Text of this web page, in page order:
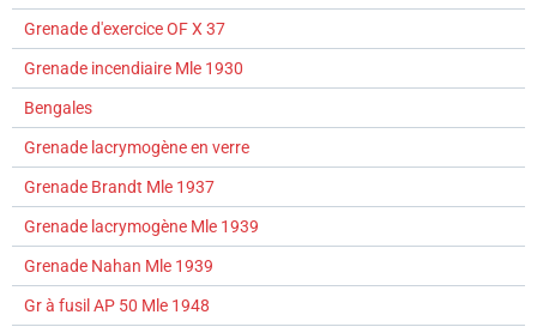
Grenade d'exercice OF X 37
Grenade incendiaire Mle 1930
Bengales
Grenade lacrymogène en verre
Grenade Brandt Mle 1937
Grenade lacrymogène Mle 1939
Grenade Nahan Mle 1939
Gr à fusil AP 50 Mle 1948